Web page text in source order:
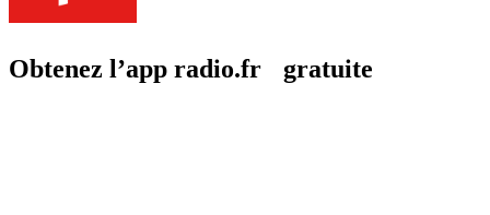
Obtenez l’app radio.fr gratuite